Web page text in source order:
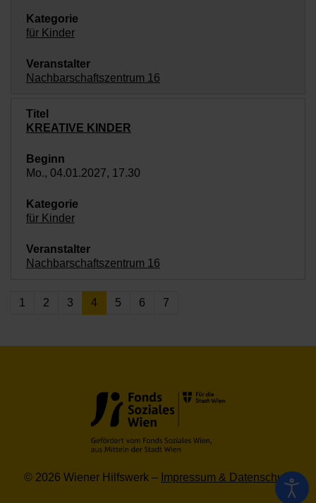
für Kinder
Nachbarschaftszentrum 16
KREATIVE KINDER
Mo., 04.01.2027, 17.30
für Kinder
Nachbarschaftszentrum 16
1 2 3 4 5 6 7
© 2026 Wiener Hilfswerk – Impressum & Datenschutz